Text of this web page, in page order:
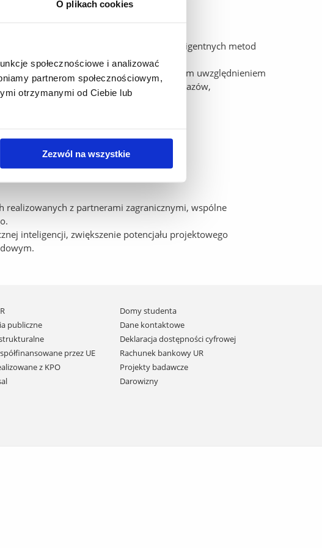
O plikach cookies
społecznościowe i analizować
partnerom społecznościowym,
otrzymanymi od Ciebie lub
Zezwól na wszystkie
ukierunkowana na rozwój inteligentnych metod
danych obrazowych, ze szczególnym uwzględnieniem
z zakresu informatyki, analizy obrazów,
z partnerami zagranicznymi, wspólne
inteligencji, zwiększenie potencjału projektowego
publiczne
przez UE
z KPO
Domy studenta
Dane kontaktowe
Deklaracja dostępności cyfrowej
Rachunek bankowy UR
Projekty badawcze
Darowizny